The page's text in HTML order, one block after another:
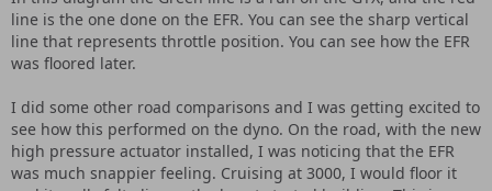
line is the one done on the EFR. You can see the sharp vertical
line that represents throttle position. You can see how the EFR
was floored later.
I did some other road comparisons and I was getting excited to
see how this performed on the dyno. On the road, with the new
high pressure actuator installed, I was noticing that the EFR
was much snappier feeling. Cruising at 3000, I would floor it